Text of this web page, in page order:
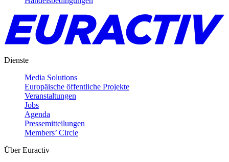
Dienste
Media Solutions
Europäische öffentliche Projekte
Veranstaltungen
Jobs
Agenda
Pressemitteilungen
Members’ Circle
Über Euractiv